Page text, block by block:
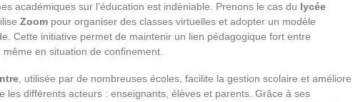
académiques sur l’éducation est indéniable. Prenons le cas du lycée
Zoom pour organiser des classes virtuelles et adopter un modèle
Cette initiative permet de maintenir un lien pédagogique fort entre
en situation de confinement.
, utilisée par de nombreuses écoles, facilite la gestion scolaire et améliore
les différents acteurs : enseignants, élèves et parents. Grâce à ses